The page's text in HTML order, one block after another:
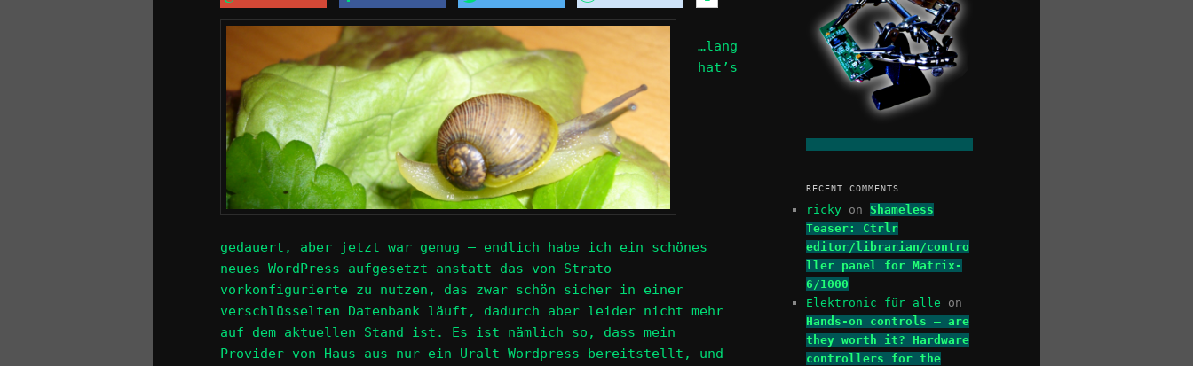
…lang
hat’s
gedauert, aber jetzt war genug – endlich habe ich ein schönes
neues WordPress aufgesetzt anstatt das von Strato
vorkonfigurierte zu nutzen, das zwar schön sicher in einer
verschlüsselten Datenbank läuft, dadurch aber leider nicht mehr
auf dem aktuellen Stand ist. Es ist nämlich so, dass mein
Provider von Haus aus nur ein Uralt-Wordpress bereitstellt, und
RECENT COMMENTS
ricky on Shameless
Teaser: Ctrlr
editor/librarian/contro
ller panel for Matrix-
6/1000
Elektronic für alle on
Hands-on controls – are
they worth it? Hardware
controllers for the